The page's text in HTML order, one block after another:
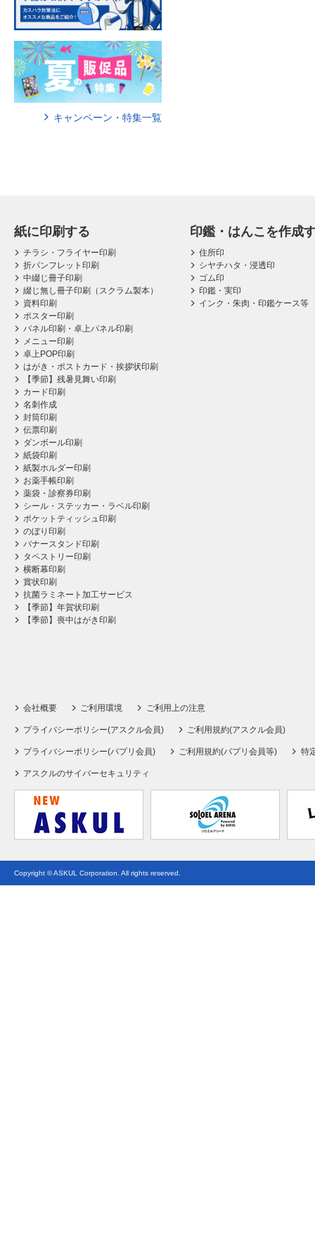
キャンペーン・特集一覧
紙に印刷する
チラシ・フライヤー印刷
折パンフレット印刷
中綴じ冊子印刷
綴じ無し冊子印刷（スクラム製本）
資料印刷
ポスター印刷
パネル印刷・卓上パネル印刷
メニュー印刷
卓上POP印刷
はがき・ポストカード・挨拶状印刷
【季節】残暑見舞い印刷
カード印刷
名刺作成
封筒印刷
伝票印刷
ダンボール印刷
紙袋印刷
紙製ホルダー印刷
お薬手帳印刷
薬袋・診察券印刷
シール・ステッカー・ラベル印刷
ポケットティッシュ印刷
のぼり印刷
バナースタンド印刷
タペストリー印刷
横断幕印刷
賞状印刷
抗菌ラミネート加工サービス
【季節】年賀状印刷
【季節】喪中はがき印刷
印鑑・はんこを作成
住所印
シヤチハタ・浸透印
ゴム印
印鑑・実印
インク・朱肉・印鑑ケース等
会社概要 ご利用環境 ご利用上の注意
プライバシーポリシー(アスクル会員) ご利用規約(アスクル会員)
プライバシーポリシー(パプリ会員) ご利用規約(パプリ会員等) 特
アスクルのサイバーセキュリティ
Copyright © ASKUL Corporation. All rights reserved.